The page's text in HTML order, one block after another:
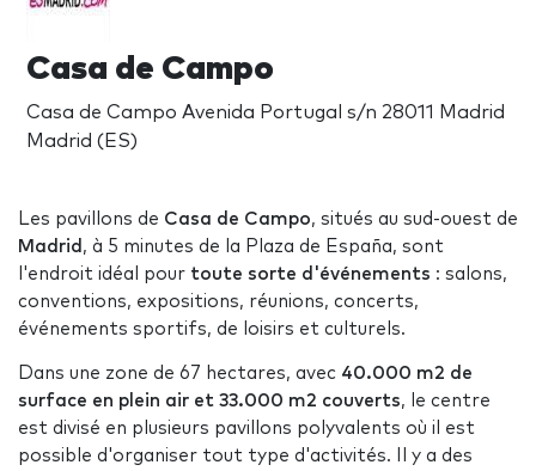
Casa de Campo
Casa de Campo Avenida Portugal s/n 28011 Madrid
Madrid (ES)
Les pavillons de Casa de Campo, situés au sud-ouest de
Madrid , à 5 minutes de la Plaza de España, sont
l'endroit idéal pour toute sorte d'événements : salons,
conventions, expositions, réunions, concerts,
événements sportifs, de loisirs et culturels.
Dans une zone de 67 hectares, avec 40.000 m2 de
surface en plein air et 33.000 m2 couverts, le centre
est divisé en plusieurs pavillons polyvalents où il est
possible d'organiser tout type d'activités. Il y a des